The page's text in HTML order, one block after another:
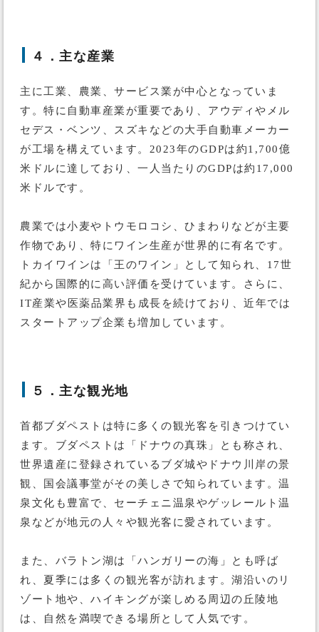
４．主な産業
主に工業、農業、サービス業が中心となっていま
す。特に自動車産業が重要であり、アウディやメル
セデス・ベンツ、スズキなどの大手自動車メーカー
が工場を構えています。2023年のGDPは約1,700億
米ドルに達しており、一人当たりのGDPは約17,000
米ドルです。
農業では小麦やトウモロコシ、ひまわりなどが主要
作物であり、特にワイン生産が世界的に有名です。
トカイワインは「王のワイン」として知られ、17世
紀から国際的に高い評価を受けています。さらに、
IT産業や医薬品業界も成長を続けており、近年では
スタートアップ企業も増加しています。
５．主な観光地
首都ブダペストは特に多くの観光客を引きつけてい
ます。ブダペストは「ドナウの真珠」とも称され、
世界遺産に登録されているブダ城やドナウ川岸の景
観、国会議事堂がその美しさで知られています。温
泉文化も豊富で、セーチェニ温泉やゲッレールト温
泉などが地元の人々や観光客に愛されています。
また、バラトン湖は「ハンガリーの海」とも呼ば
れ、夏季には多くの観光客が訪れます。湖沿いのリ
ゾート地や、ハイキングが楽しめる周辺の丘陵地
は、自然を満喫できる場所として人気です。